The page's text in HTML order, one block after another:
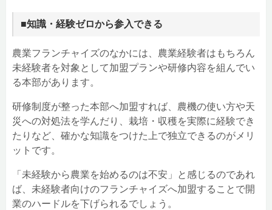
■知識・経験ゼロから参入できる
農業フランチャイズのなかには、農業経験者はもちろん
未経験者を対象として加盟プランや研修内容を組んでい
る本部があります。
研修制度が整った本部へ加盟すれば、農機の使い方や天
災への対処法を学んだり、栽培・収穫を実際に経験でき
たりなど、確かな知識をつけた上で独立できるのがメリ
ットです。
「未経験から農業を始めるのは不安」と感じるのであれ
ば、未経験者向けのフランチャイズへ加盟することで開
業のハードルを下げられるでしょう。